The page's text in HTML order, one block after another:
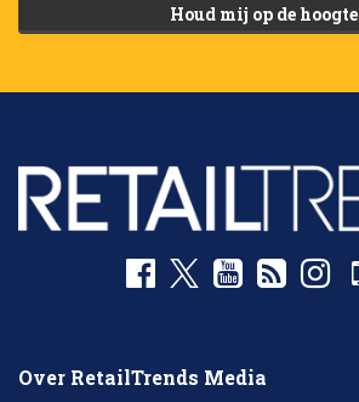
Houd mij op de hoogte
Over RetailTrends Media